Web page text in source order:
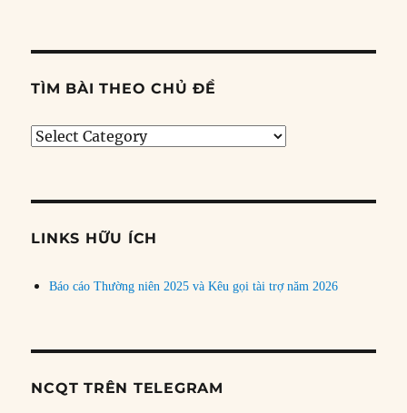
TÌM BÀI THEO CHỦ ĐỀ
Tìm
đề
LINKS HỮU ÍCH
Báo cáo Thường niên 2025 và Kêu gọi tài trợ năm 2026
NCQT TRÊN TELEGRAM